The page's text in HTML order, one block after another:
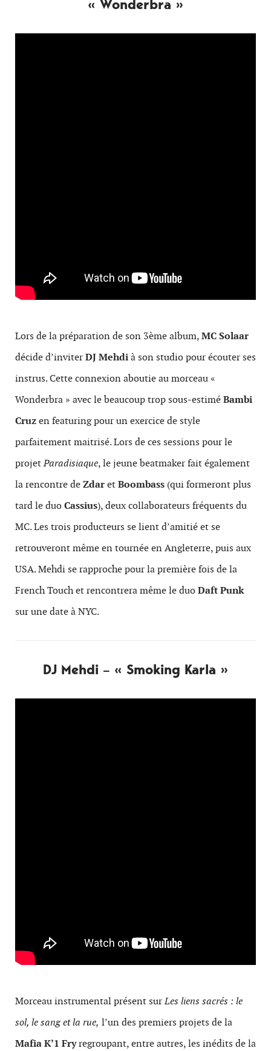
« Wonderbra »
Lors de la préparation de son 3èmealbum,MC Solaar
décide d’inviterDJ Mehdià son studio pour écouter ses
instrus. Cette connexion aboutie au morceau «
Wonderbra » avec le beaucoup trop sous-estiméBambi
Cruzen featuring pour un exercice de style
parfaitement maitrisé. Lors de ces sessions pour le
projetParadisiaque, le jeune beatmaker fait également
la rencontre deZdaretBoombass (qui formeront plus
tard le duoCassius), deux collaborateurs fréquents du
MC. Les trois producteurs se lient d’amitié et se
retrouveront même en tournée en Angleterre, puis aux
USA. Mehdi se rapproche pour la première fois de la
French Touch et rencontrera même le duoDaft Punk
sur une date à NYC.
DJ Mehdi – « Smoking Karla »
Morceau instrumental présent surLes liens sacrés : le
sol, le sang et la rue, l’un des premiers projets de la
Mafia K’1 Fryregroupant, entre autres, les inédits de la